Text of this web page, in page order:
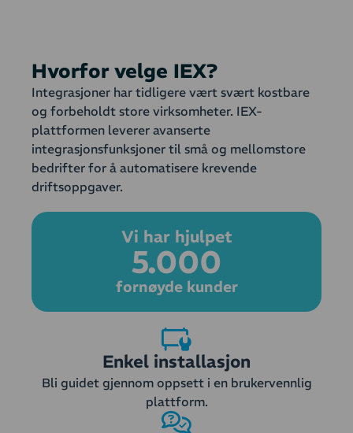
Hvorfor velge IEX?
Integrasjoner har tidligere vært svært kostbare
og forbeholdt store virksomheter. IEX-
plattformen leverer avanserte
integrasjonsfunksjoner til små og mellomstore
bedrifter for å automatisere krevende
driftsoppgaver.
Vi har hjulpet
fornøyde kunder
5.000
Enkel installasjon
Bli guidet gjennom oppsett i en brukervennlig
plattform.